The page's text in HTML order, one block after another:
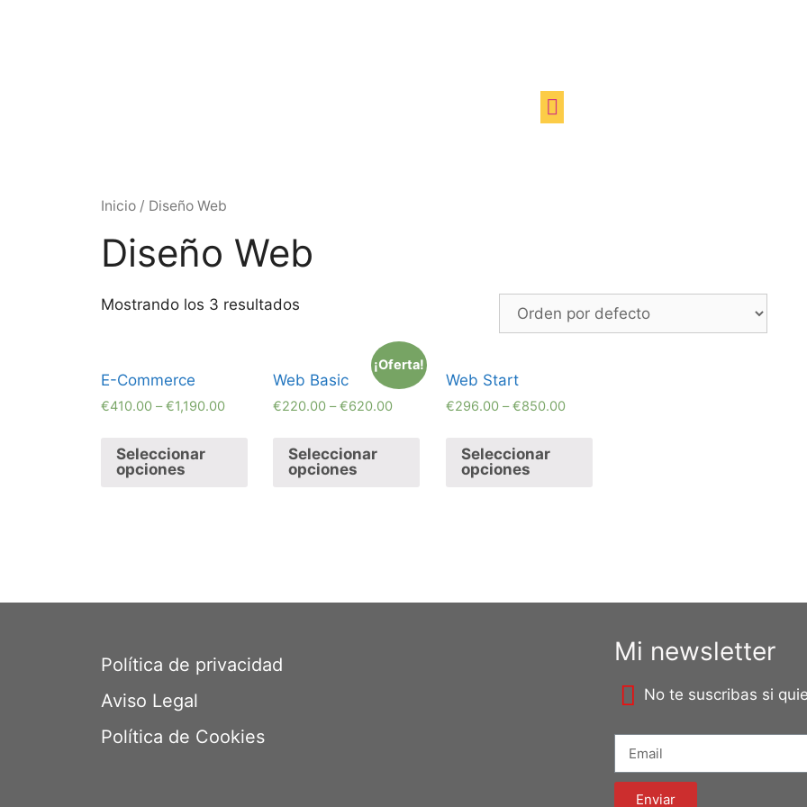
Inicio / Diseño Web
Diseño Web
Mostrando los 3 resultados
E-Commerce
€410.00 –€1,190.00
Seleccionar
opciones
¡Oferta!
Web Basic
€220.00 –€620.00
Seleccionar
opciones
Web Start
€296.00–€850.00
Seleccionar
opciones
Política de privacidad
Aviso Legal
Política de Cookies
Mi newsletter
No te suscribas si
Enviar